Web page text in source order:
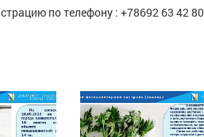
по телефону : +78692 63 42 80